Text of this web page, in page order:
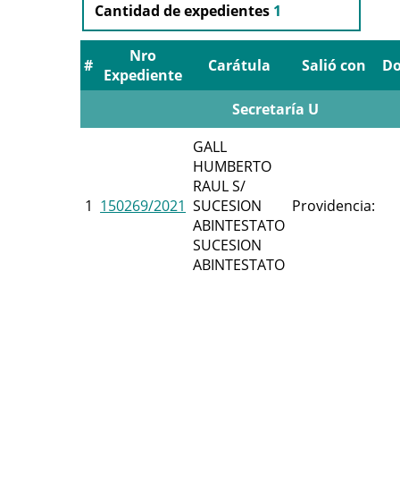
Cantidad de expedientes 1
#
Nro
Expediente
Carátula Salió con
Secretaría U
1 150269/2021
GALL
HUMBERTO
RAUL S/
SUCESION
ABINTESTATO
SUCESION
ABINTESTATO
Providencia: